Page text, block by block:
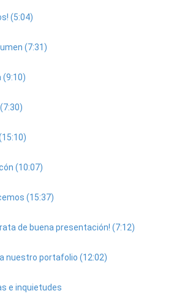
(5:04)
(7:31)
(9:10)
(10:07)
(15:37)
de buena presentación! (7:12)
nuestro portafolio (12:02)
e inquietudes